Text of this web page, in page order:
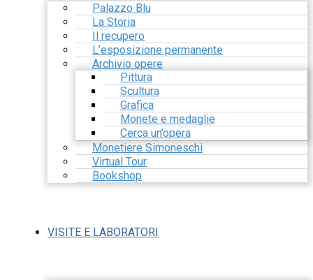
Palazzo Blu
La Storia
Il recupero
L’esposizione permanente
Archivio opere
Pittura
Scultura
Grafica
Monete e medaglie
Cerca un’opera
Monetiere Simoneschi
Virtual Tour
Bookshop
VISITE E LABORATORI